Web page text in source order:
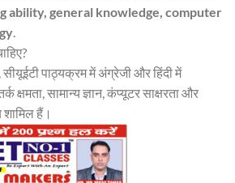
ability, general knowledge, computer
सीयूईटी पाठ्यक्रम में अंग्रेजी और हिंदी में
क्षमता, सामान्य ज्ञान, कंप्यूटर साक्षरता और
शामिल हैं।